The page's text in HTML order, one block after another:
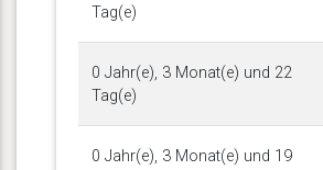
Tag(e)
0 Jahr(e), 3 Monat(e) und 22
Tag(e)
0 Jahr(e), 3 Monat(e) und 19